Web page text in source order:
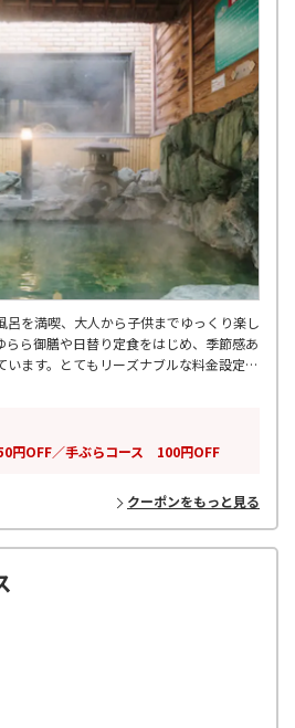
呂を満喫、大人から子供までゆっくり楽し
らら御膳や日替り定食をはじめ、季節感あ
います。とてもリーズナブルな料金設定
円OFF／手ぶらコース 100円OFF
クーポンをもっと見る